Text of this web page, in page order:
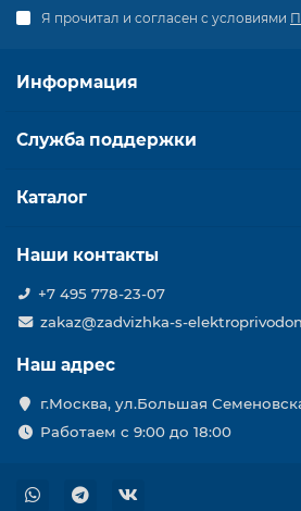
Я прочитал и согласен с условиями
Информация
Служба поддержки
Каталог
Наши контакты
+7 495 778-23-07
zakaz@zadvizhka-s-
Наш адрес
г.Москва, ул.Большая
Работаем с 9:00 до 18:00